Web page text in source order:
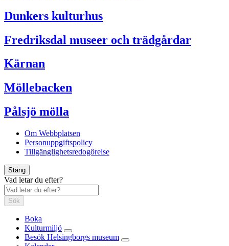
Dunkers kulturhus
Fredriksdal museer och trädgårdar
Kärnan
Möllebacken
Pålsjö mölla
Om Webbplatsen
Personuppgiftspolicy
Tillgänglighetsredogörelse
Stäng
Vad letar du efter?
Sök
Boka
Kulturmiljö
Besök Helsingborgs museum